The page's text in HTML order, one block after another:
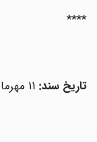
****
تاریخ سند:11 مهرماه 1357